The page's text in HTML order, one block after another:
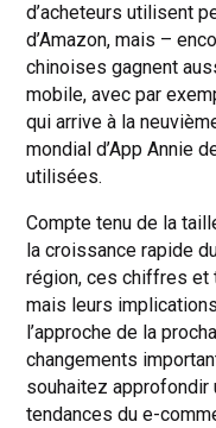
d’acheteurs utilisent
d’Amazon, mais –
chinoises gagnent
mobile, avec par
qui arrive à la
mondial d’App Annie
utilisées.
Compte tenu de la
la croissance rapide
région, ces chiffres et
mais leurs
l’approche de la
changements
souhaitez
tendances du e-